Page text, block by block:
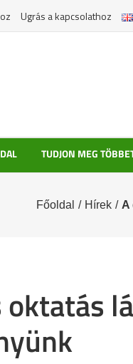
Ugrás a kapcsolathoz
TUDJON MEG
Főoldal / Hírek / A